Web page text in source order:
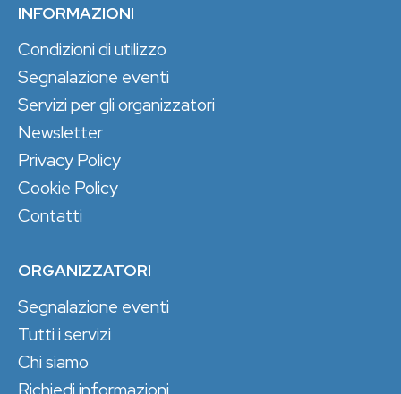
INFORMAZIONI
Condizioni di utilizzo
Segnalazione eventi
Servizi per gli organizzatori
Newsletter
Privacy Policy
Cookie Policy
Contatti
ORGANIZZATORI
Segnalazione eventi
Tutti i servizi
Chi siamo